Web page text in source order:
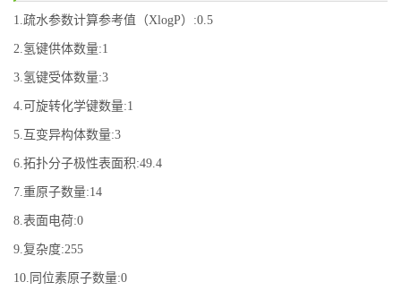
1.疏水参数计算参考值（XlogP）:0.5
2.氢键供体数量:1
3.氢键受体数量:3
4.可旋转化学键数量:1
5.互变异构体数量:3
6.拓扑分子极性表面积:49.4
7.重原子数量:14
8.表面电荷:0
9.复杂度:255
10.同位素原子数量:0